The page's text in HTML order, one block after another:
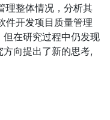
理整体情况，分析其
件开发项目质量管理
在研究过程中仍发现
向提出了新的思考,